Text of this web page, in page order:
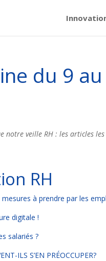
du 9
notre veille RH : les articles
RH
à prendre par les
digitale !
salariés ?
ILS S’EN PRÉOCCUPER?